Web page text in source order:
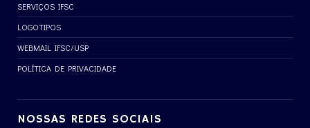
SERVIÇOS IFSC
LOGOTIPOS
WEBMAIL IFSC/USP
POLÍTICA DE PRIVACIDADE
NOSSAS REDES SOCIAIS